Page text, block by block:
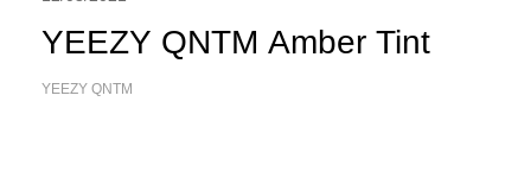
YEEZY QNTM Amber Tint
YEEZY QNTM